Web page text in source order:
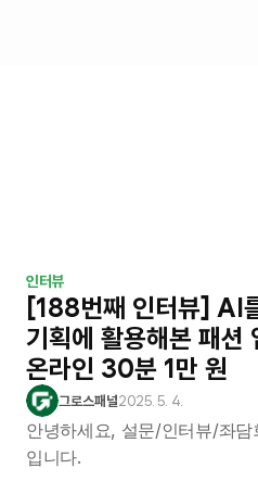
인터뷰
[188번째 인터뷰] AI
기획에 활용해본 패션
온라인 30분 1만 원
그로스패널2025. 5. 4.
안녕하세요, 설문/인터뷰/좌
입니다.